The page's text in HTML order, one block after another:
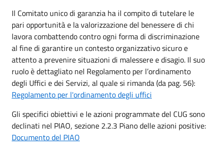
Il Comitato unico di garanzia ha il compito di tutelare le
pari opportunità e la valorizzazione del benessere di chi
lavora combattendo contro ogni forma di discriminazione
al fine di garantire un contesto organizzativo sicuro e
attento a prevenire situazioni di malessere e disagio. Il suo
ruolo è dettagliato nel Regolamento per l’ordinamento
degli Uffici e dei Servizi, al quale si rimanda (da pag. 56):
Regolamento per l'ordinamento degli uffici
Gli specifici obiettivi e le azioni programmate del CUG sono
declinati nel PIAO, sezione 2.2.3 Piano delle azioni positive:
Documento del PIAO